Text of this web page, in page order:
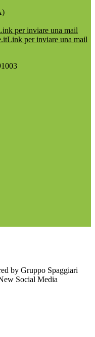
per inviare una mail
Link per inviare una mail
by Gruppo Spaggiari
Social Media